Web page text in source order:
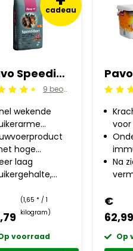
cadeau
Pavo SpeediBeet 15 kg
4.5/5 9 beoordelingen
wekende
hoge
laag
(1,65 * / 1
kilogram)
voorraad
en
Na
€
62,99
Op